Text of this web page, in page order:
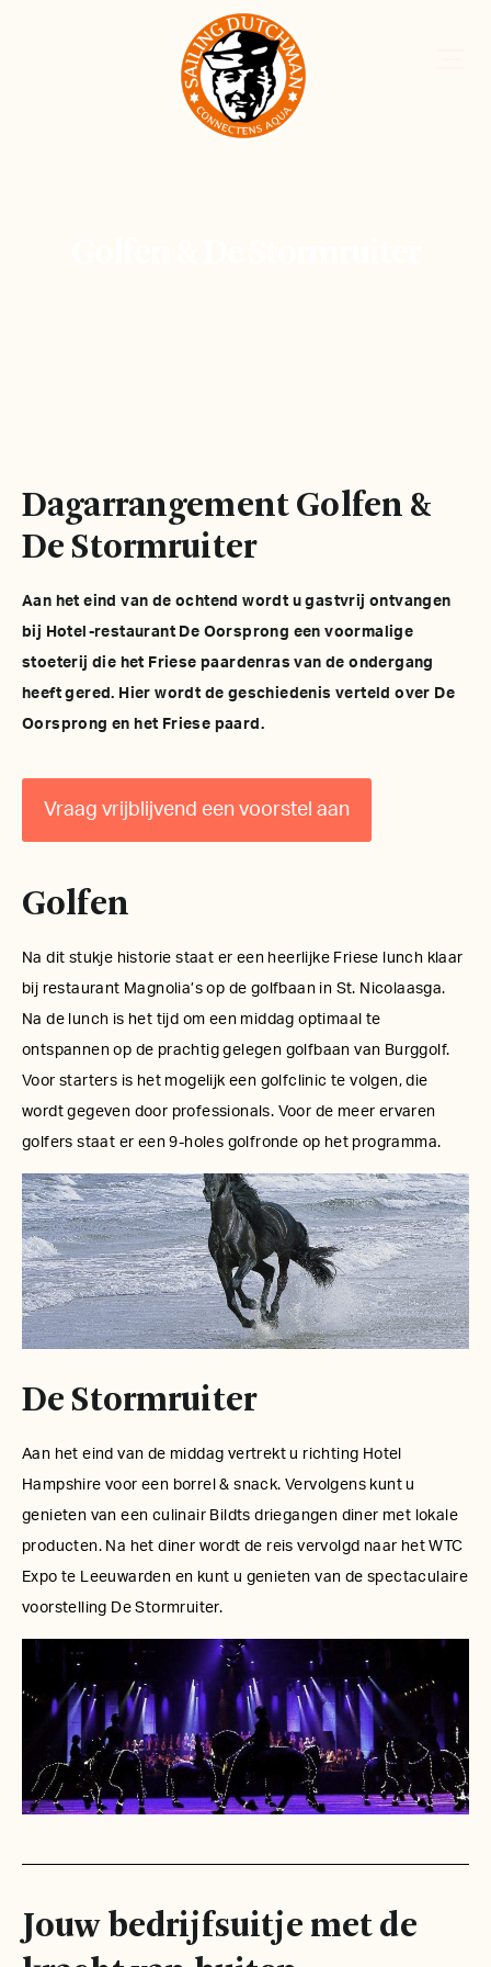
Dagarrangement Golfen &
De Stormruiter
Aan het eind van de ochtend wordt u gastvrij ontvangen
bij Hotel-restaurant De Oorsprong een voormalige
stoeterij die het Friese paardenras van de ondergang
heeft gered. Hier wordt de geschiedenis verteld over De
Oorsprong en het Friese paard.
Vraag vrijblijvend een voorstel aan
Golfen
Na dit stukje historie staat er een heerlijke Friese lunch klaar
bij restaurant Magnolia’s op de golfbaan in St. Nicolaasga.
Na de lunch is het tijd om een middag optimaal te
ontspannen op de prachtig gelegen golfbaan van Burggolf.
Voor starters is het mogelijk een golfclinic te volgen, die
wordt gegeven door professionals. Voor de meer ervaren
golfers staat er een 9-holes golfronde op het programma.
De Stormruiter
Aan het eind van de middag vertrekt u richting Hotel
Hampshire voor een borrel & snack. Vervolgens kunt u
genieten van een culinair Bildts driegangen diner met lokale
producten. Na het diner wordt de reis vervolgd naar het WTC
Expo te Leeuwarden en kunt u genieten van de spectaculaire
voorstelling De Stormruiter.
Jouw bedrijfsuitje met de